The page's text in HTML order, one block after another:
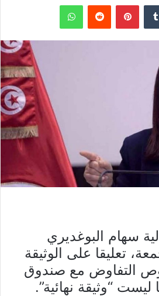
بينتيريست واتساب
سهام البوغديري
تعليقا على الوثيقة
التفاوض مع صندوق
ليست “وثيقة نهائية”.